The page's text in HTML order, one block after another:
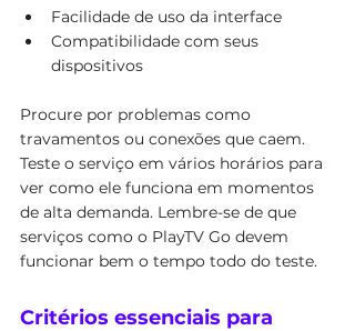
Facilidade de uso da interface
Compatibilidade com seus
dispositivos
Procure por problemas como
travamentos ou conexões que caem.
Teste o serviço em vários horários para
ver como ele funciona em momentos
de alta demanda. Lembre-se de que
serviços como o PlayTV Go devem
funcionar bem o tempo todo do teste.
Critérios essenciais para